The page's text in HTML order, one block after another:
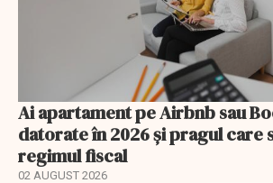
Ai apartament pe Airbnb sau
datorate în 2026 și pragul care
regimul fiscal
02 AUGUST 2026